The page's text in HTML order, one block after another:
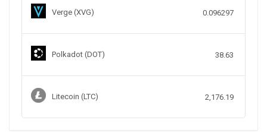
Verge (XVG) 0.096297
Polkadot (DOT) 38.63
Litecoin (LTC) 2,176.19